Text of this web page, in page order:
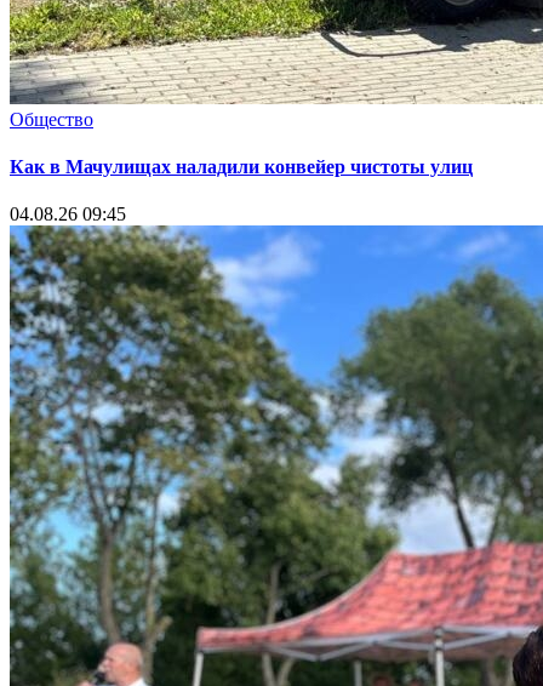
Общество
Как в Мачулищах наладили конвейер чистоты улиц
04.08.26 09:45